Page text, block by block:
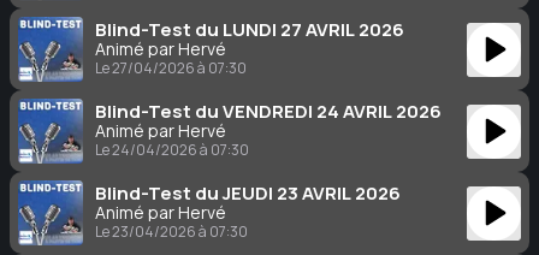
Blind-Test du LUNDI 27 AVRIL 2026
Animé par Hervé
Le 27/04/2026 à 07:30
Blind-Test du VENDREDI 24 AVRIL 2026
Animé par Hervé
Le 24/04/2026 à 07:30
Blind-Test du JEUDI 23 AVRIL 2026
Animé par Hervé
Le 23/04/2026 à 07:30